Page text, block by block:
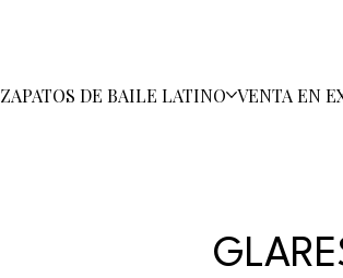
ZAPATOS DE BAILE LATINO VENTA EN